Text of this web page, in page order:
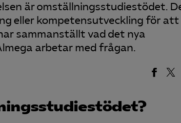
är omställningsstudiestödet.
eller kompetensutveckling för
sammanställt vad det nya
arbetar med frågan.